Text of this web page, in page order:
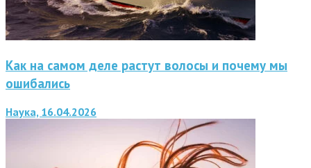
Как на самом деле растут волосы и почему мы
ошибались
Наука, 16.04.2026